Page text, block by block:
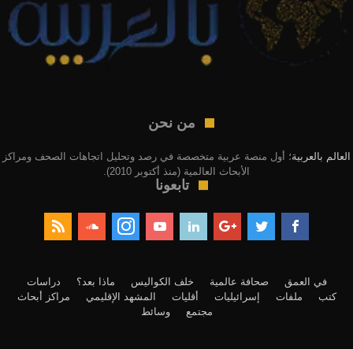
من نحن
العالم بالعربية؛ أول منصة عربية متخصصة في رصد وتحليل اتجاهات الصحف ومراكز
الأبحاث العالمية (منذ أكتوبر 2010).
تابعونا
في العمق صحافة عالمية خلف الكواليس ماذا بعد؟
دراسات
كتب
ملفات إسرائيليات أقليات المشهد الإقليمي
مراكز أبحاث
مجتمع
وسائط